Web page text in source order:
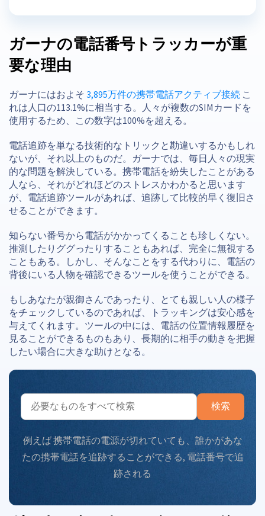
ガーナの電話番号トラッカーが重
要な理由
ガーナにはおよそ 3,895万件の携帯電話アクティブ接続 こ
れは人口の113.1%に相当する。人々が複数のSIMカードを
使用するため、この数字は100%を超える。
電話追跡を単なる技術的なトリックと勘違いするかもしれ
ないが、それ以上のものだ。ガーナでは、毎日人々の現実
的な問題を解決している。携帯電話を紛失したことがある
人なら、それがどれほどのストレスかわかると思います
が、電話追跡ツールがあれば、追跡して比較的早く復旧さ
せることができます。
知らない番号から電話がかかってくることも珍しくない。
推測したりググったりすることもあれば、完全に無視する
こともある。しかし、そんなことをする代わりに、電話の
背後にいる人物を確認できるツールを使うことができる。
もしあなたが親御さんであったり、とても親しい人の様子
をチェックしているのであれば、トラッキングは安心感を
与えてくれます。ツールの中には、電話の位置情報履歴を
見ることができるものもあり、長期的に相手の動きを把握
したい場合に大きな助けとなる。
検索
例えば携帯電話の電源が切れていても、誰かがあな
たの携帯電話を追跡することができる, 電話番号で追
跡される